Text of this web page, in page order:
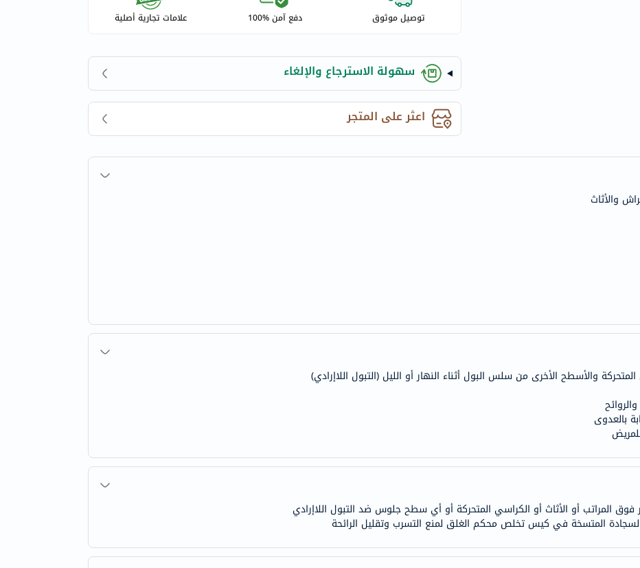
activise
acuvue
annemarie-
borlind
webber-
theordinary
K18
optimumnutrition
solaray
cosrx
optibac
توصيل موثوق دفع آمن %100 علامات تجارية أصلية
سهولة الاسترجاع والإلغاء
اعثر على المتجر
والأثاث
والأسطح الأخرى من سلس البول أثناء النهار أو الليل (التبول اللاإرادي)
بالعدوى
المراتب أو الأثاث أو الكراسي المتحركة أو أي سطح جلوس ضد التبول اللاإرادي
المتسخة في كيس تخلص محكم الغلق لمنع التسرب وتقليل الرائحة